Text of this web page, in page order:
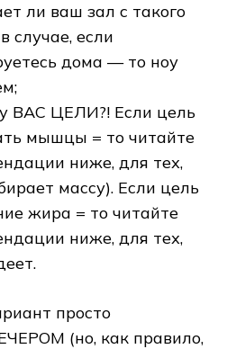
ли ваш зал с такого
случае, если
дома — то ноу
ВАС ЦЕЛИ?! Если цель
мышцы = то читайте
ниже, для тех,
массу). Если цель
жира = то читайте
ниже, для тех,
просто
(но, как правило,